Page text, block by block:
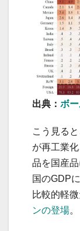
出典： ボー
こう見る
が再工業
品を国産
国のGDP
比較的軽
ンの登場。